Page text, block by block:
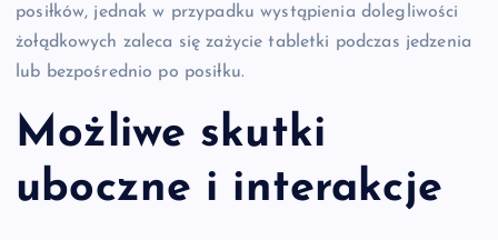
posiłków, jednak w przypadku wystąpienia dolegliwości
żołądkowych zaleca się zażycie tabletki podczas jedzenia
lub bezpośrednio po posiłku.
Możliwe skutki
uboczne i interakcje